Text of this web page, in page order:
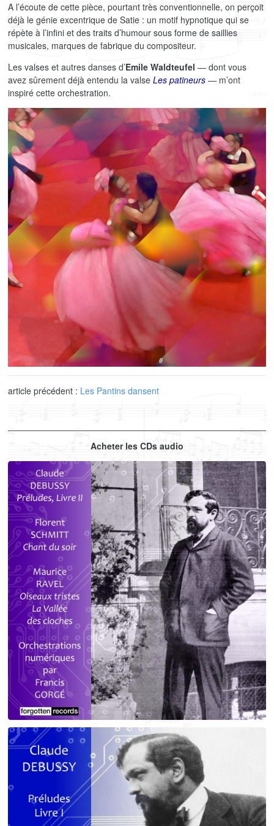
A l’écoute de cette pièce, pourtant très conventionnelle, on perçoit
déjà le génie excentrique de Satie : un motif hypnotique qui se
répète à l’infini et des traits d’humour sous forme de saillies
musicales, marques de fabrique du compositeur.
Les valses et autres danses d’Emile Waldteufel — dont vous
avez sûrement déjà entendu la valseLes patineurs — m’ont
inspiré cette orchestration.
article précédent : Les Pantins dansent
Acheter les CDs audio
Debussy - Schmitt - Ravel
orchestrations numériques par Francis Gorgé